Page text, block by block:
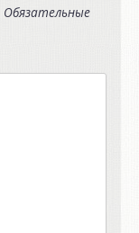
Обязательные